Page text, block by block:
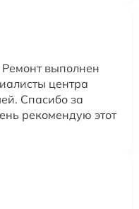
выполнен
центра
Спасибо за
рекомендую этот